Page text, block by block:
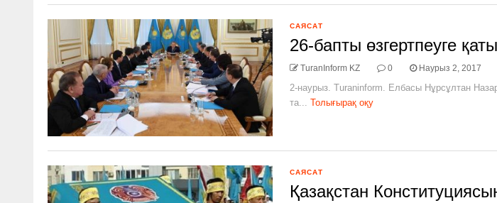
САЯСАТ
26-бапты өзгертпеуге
TuranInform KZ 0 Наурыз 2, 2017
2-наурыз. Turaninform. Елбасы Нұрсұлтан
та... Толығырақ оқу
САЯСАТ
Қазақстан